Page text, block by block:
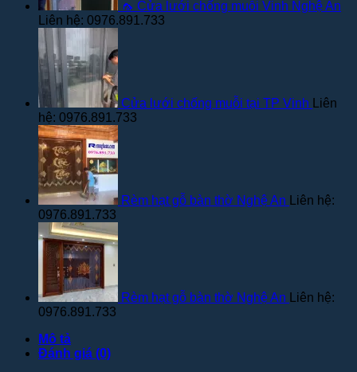
🦟 Cửa lưới chống muỗi Vinh Nghệ An
Liên hệ: 0976.891.733
Cửa lưới chống muỗi tại TP Vinh
Liên
hệ: 0976.891.733
Rèm hạt gỗ bàn thờ Nghệ An
Liên hệ:
0976.891.733
Rèm hạt gỗ bàn thờ Nghệ An
Liên hệ:
0976.891.733
Mô tả
Đánh giá (0)